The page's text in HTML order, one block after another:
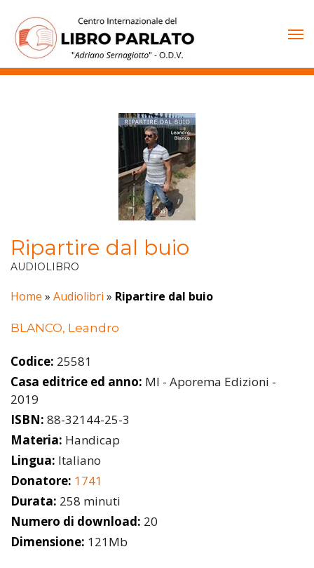
contenuto
Ripartire dal buio
AUDIOLIBRO
Home » Audiolibri » Ripartire dal buio
BLANCO, Leandro
Codice: 25581
Casa editrice ed anno: MI - Aporema Edizioni -
2019
ISBN: 88-32144-25-3
Materia: Handicap
Lingua: Italiano
Donatore: 1741
Durata: 258 minuti
Numero di download: 20
Dimensione: 121Mb